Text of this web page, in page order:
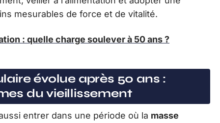
mesurables de force et de vitalité.
: quelle charge soulever à 50 ans ?
évolue après 50 ans :
du vieillissement
entrer dans une période où la masse